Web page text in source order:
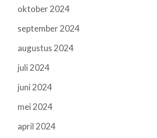
oktober 2024
september 2024
augustus 2024
juli 2024
juni 2024
mei 2024
april 2024